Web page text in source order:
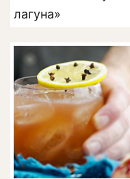
лагуна»